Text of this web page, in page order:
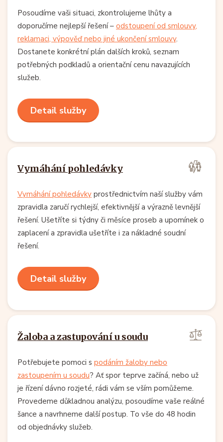
Posoudíme vaši situaci, zkontrolujeme lhůty a
doporučíme nejlepší řešení – odstoupení od smlouvy,
reklamaci, výpověď nebo jiné ukončení smlouvy.
Dostanete konkrétní plán dalších kroků, seznam
potřebných podkladů a orientační cenu navazujících
služeb.
Detail služby
Vymáhání pohledávky
Vymáhání pohledávky prostřednictvím naší služby vám
zpravidla zaručí rychlejší, efektivnější a výrazně levnější
řešení. Ušetříte si týdny či měsíce proseb a upomínek o
zaplacení a zpravidla ušetříte i za nákladné soudní
řešení.
Detail služby
Žaloba a zastupování u soudu
Potřebujete pomoci s podáním žaloby nebo
zastoupením u soudu? Ať spor teprve začíná, nebo už
je řízení dávno rozjeté, rádi vám se vším pomůžeme.
Provedeme důkladnou analýzu, posoudíme vaše reálné
šance a navrhneme další postup. To vše do 48 hodin
od objednávky služeb.